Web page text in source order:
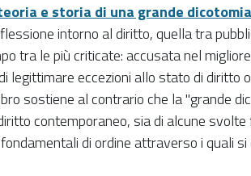
e storia di una grande
intorno al diritto, quella tra
tra le più criticate: accusata nel
legittimare eccezioni allo stato di diritto
sostiene al contrario che la "grande
contemporaneo, sia di alcune
di ordine attraverso i quali